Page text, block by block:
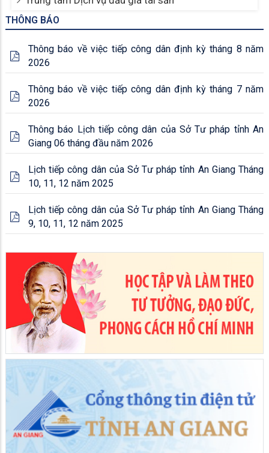
THÔNG BÁO
Thông báo về việc tiếp công dân định kỳ tháng 8 năm
2026
Thông báo về việc tiếp công dân định kỳ tháng 7 năm
2026
Thông báo Lịch tiếp công dân của Sở Tư pháp tỉnh An
Giang 06 tháng đầu năm 2026
Lịch tiếp công dân của Sở Tư pháp tỉnh An Giang Tháng
10, 11, 12 năm 2025
Lịch tiếp công dân của Sở Tư pháp tỉnh An Giang Tháng
9, 10, 11, 12 năm 2025